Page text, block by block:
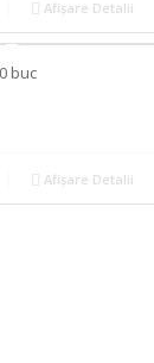
Afișare Detalii
buc
Afișare Detalii